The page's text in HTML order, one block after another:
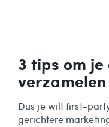
3 tips om
verzamelen
Dus je wilt first-
gerichtere